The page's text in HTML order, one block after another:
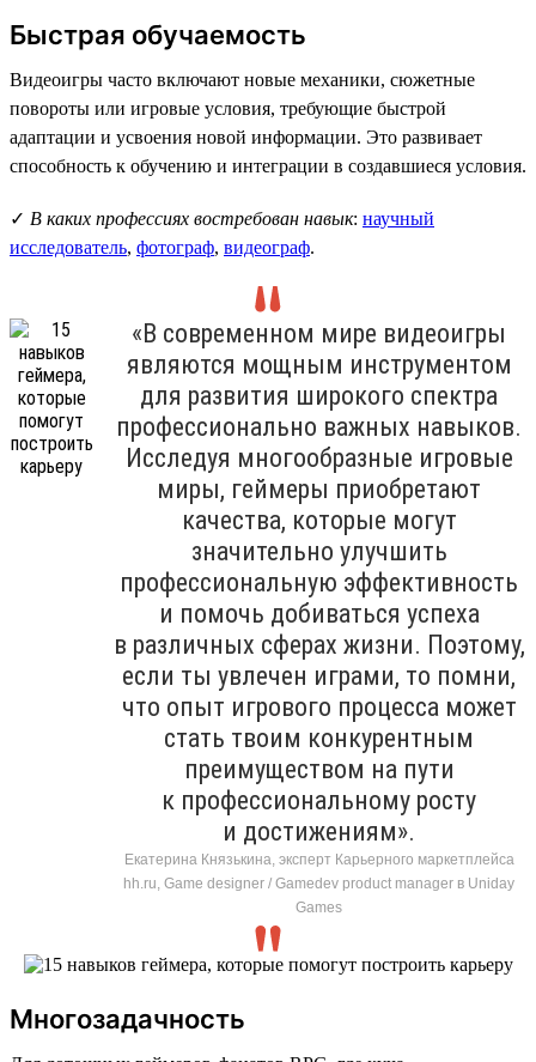
Быстрая обучаемость
Видеоигры часто включают новые механики, сюжетные
повороты или игровые условия, требующие быстрой
адаптации и усвоения новой информации. Это развивает
способность к обучению и интеграции в создавшиеся условия.
✓ В каких профессиях востребован навык: научный
исследователь, фотограф, видеограф.
«В современном мире видеоигры
являются мощным инструментом
для развития широкого спектра
профессионально важных навыков.
Исследуя многообразные игровые
миры, геймеры приобретают
качества, которые могут
значительно улучшить
профессиональную эффективность
и помочь добиваться успеха
в различных сферах жизни. Поэтому,
если ты увлечен играми, то помни,
что опыт игрового процесса может
стать твоим конкурентным
преимуществом на пути
к профессиональному росту
и достижениям».
Екатерина Князькина, эксперт Карьерного маркетплейса
hh.ru, Game designer / Gamedev product manager в Uniday
Games
Многозадачность